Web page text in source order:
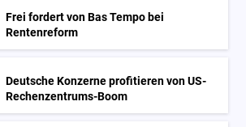
Frei fordert von Bas Tempo bei
Rentenreform
Deutsche Konzerne profitieren von US-
Rechenzentrums-Boom